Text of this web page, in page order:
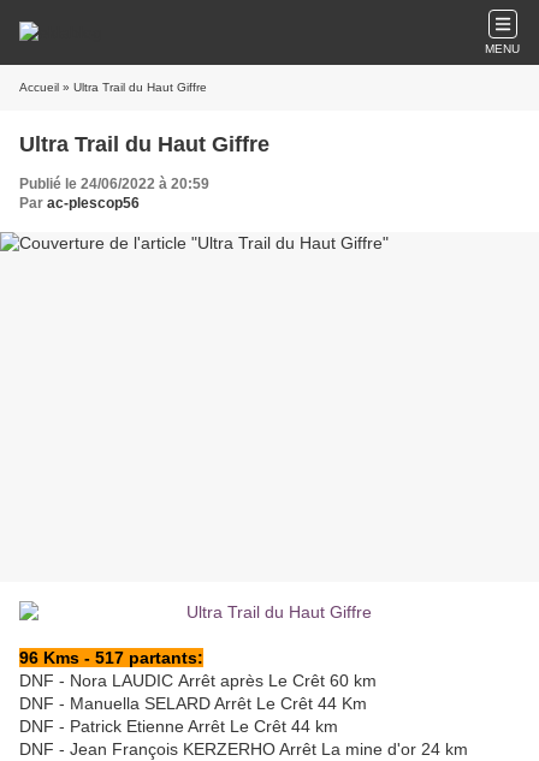
MENU
Accueil » Ultra Trail du Haut Giffre
Ultra Trail du Haut Giffre
Publié le 24/06/2022 à 20:59
Par ac-plescop56
96 Kms - 517 partants:
DNF - Nora LAUDIC Arrêt après Le Crêt 60 km
DNF - Manuella SELARD Arrêt Le Crêt 44 Km
DNF - Patrick Etienne Arrêt Le Crêt 44 km
DNF - Jean François KERZERHO Arrêt La mine d'or 24 km